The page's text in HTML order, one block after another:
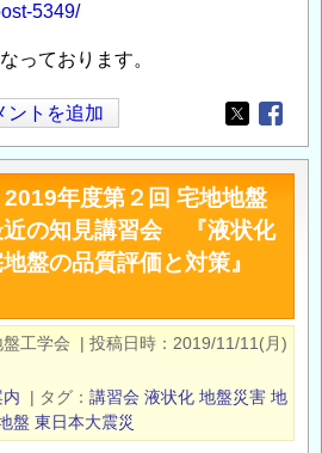
5349/
っております。
ントを追加
Opens in
年度第２回 宅地地盤
近の知見講習会 『液状化
盤の品質評価と対策』
工学会 | 投稿日時
2019/11/11(月)
| タグ 講習会 液状化 地盤災害 地
盤 東日本大震災